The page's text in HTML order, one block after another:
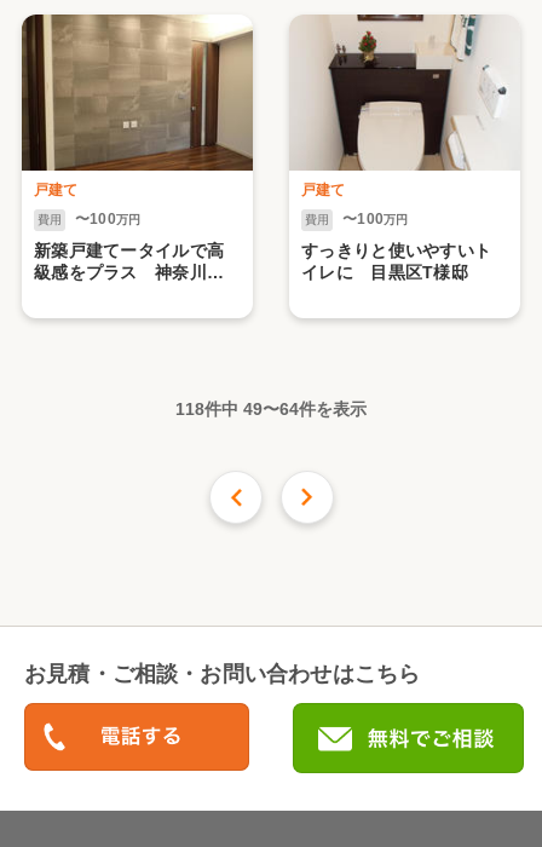
戸建て
費用 〜100万円
新築戸建てータイルで高
級感をプラス 神奈川県N
戸建て
費用 〜100万円
すっきりと使いやすいト
イレに 目黒区T様邸
118件中 49〜64件を表示
前の16件
お見積・ご相談・お問い合わせはこちら